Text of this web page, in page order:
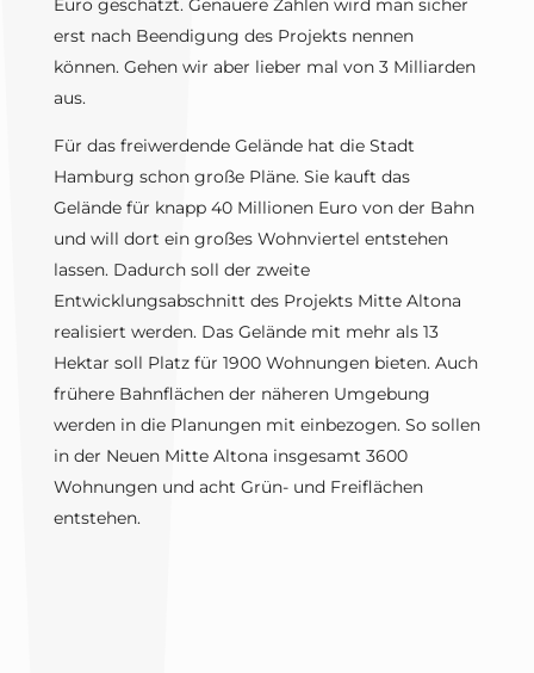
Euro geschätzt. Genauere Zahlen wird man sicher
erst nach Beendigung des Projekts nennen
können. Gehen wir aber lieber mal von 3 Milliarden
aus.
Für das freiwerdende Gelände hat die Stadt
Hamburg schon große Pläne. Sie kauft das
Gelände für knapp 40 Millionen Euro von der Bahn
und will dort ein großes Wohnviertel entstehen
lassen. Dadurch soll der zweite
Entwicklungsabschnitt des Projekts Mitte Altona
realisiert werden. Das Gelände mit mehr als 13
Hektar soll Platz für 1900 Wohnungen bieten. Auch
frühere Bahnflächen der näheren Umgebung
werden in die Planungen mit einbezogen. So sollen
in der Neuen Mitte Altona insgesamt 3600
Wohnungen und acht Grün- und Freiflächen
entstehen.